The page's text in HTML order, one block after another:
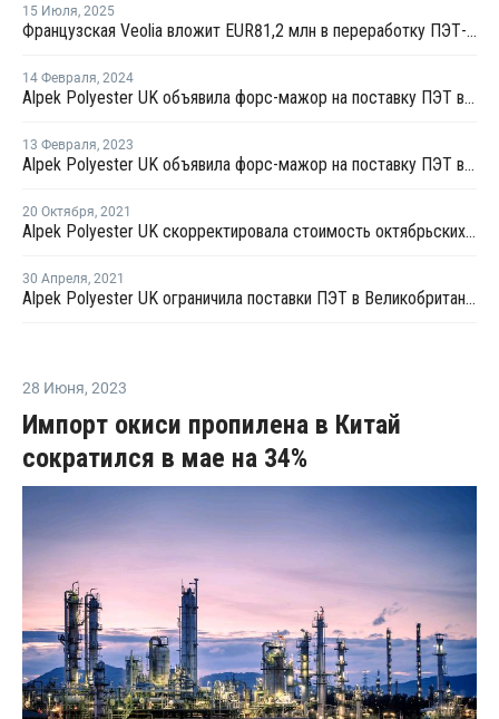
15 Июля, 2025
Французская Veolia вложит EUR81,2 млн в переработку ПЭТ-упаковки в Великобритании
14 Февраля, 2024
Alpek Polyester UK объявила форс-мажор на поставку ПЭТ в Великобритании
13 Февраля, 2023
Alpek Polyester UK объявила форс-мажор на поставку ПЭТ в Великобритании
20 Октября, 2021
Alpek Polyester UK скорректировала стоимость октябрьских контрактов на поставку ПЭТ в Великобритании
30 Апреля, 2021
Alpek Polyester UK ограничила поставки ПЭТ в Великобритании
28 Июня, 2023
Импорт окиси пропилена в Китай
сократился в мае на 34%